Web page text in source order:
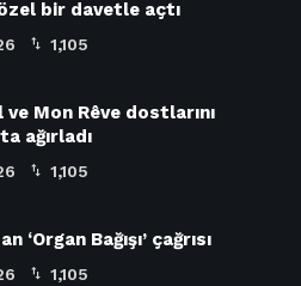
özel bir davetle açtı
1,105
ve Mon Rêve dostlarını
ağırladı
1,105
‘Organ Bağışı’ çağrısı
1,105